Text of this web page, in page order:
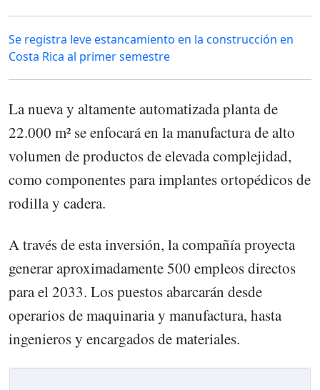
Se registra leve estancamiento en la construcción en
Costa Rica al primer semestre
La nueva y altamente automatizada planta de
22.000 m² se enfocará en la manufactura de alto
volumen de productos de elevada complejidad,
como componentes para implantes ortopédicos de
rodilla y cadera.
A través de esta inversión, la compañía proyecta
generar aproximadamente 500 empleos directos
para el 2033. Los puestos abarcarán desde
operarios de maquinaria y manufactura, hasta
ingenieros y encargados de materiales.